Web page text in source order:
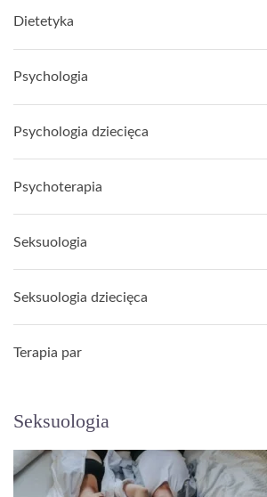
Dietetyka
Psychologia
Psychologia dziecięca
Psychoterapia
Seksuologia
Seksuologia dziecięca
Terapia par
Seksuologia